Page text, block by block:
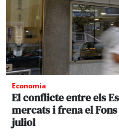
Economia
El conflicte entre els
mercats i frena el
juliol